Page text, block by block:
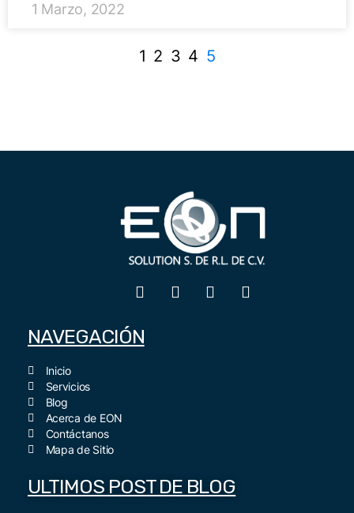
1 Marzo, 2022
1 2 3 4 5
NAVEGACIÓN
Inicio
Servicios
Blog
Acerca de EON
Contáctanos
Mapa de Sitio
ULTIMOS POST DE BLOG